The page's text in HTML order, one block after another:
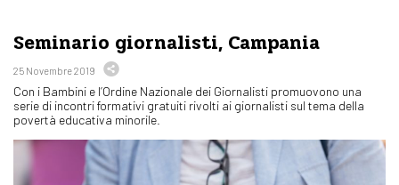
Seminario giornalisti, Campania
25 Novembre 2019
Con i Bambini e l’Ordine Nazionale dei Giornalisti promuovono una
serie di incontri formativi gratuiti rivolti ai giornalisti sul tema della
povertà educativa minorile.